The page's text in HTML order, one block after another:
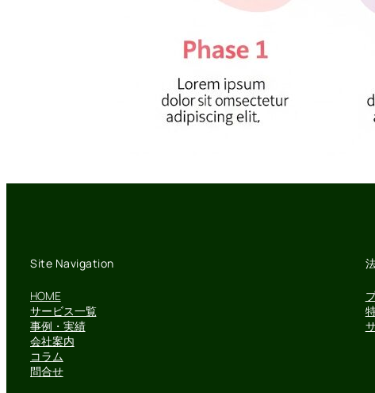
Site Navigation
HOME
サービス一覧
事例・実績
会社案内
コラム
問合せ